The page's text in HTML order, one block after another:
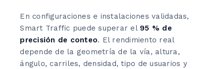
En configuraciones e instalaciones validadas,
Smart Traffic puede superar el 95 % de
precisión de conteo. El rendimiento real
depende de la geometría de la vía, altura,
ángulo, carriles, densidad, tipo de usuarios y